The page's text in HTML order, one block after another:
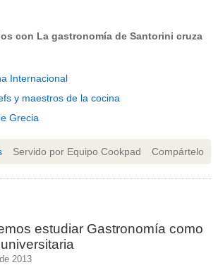
con La gastronomía de Santorini cruza
Internacional
y maestros de la cocina
Grecia
Servido por Equipo Cookpad Compártelo
estudiar Gastronomía como
2013